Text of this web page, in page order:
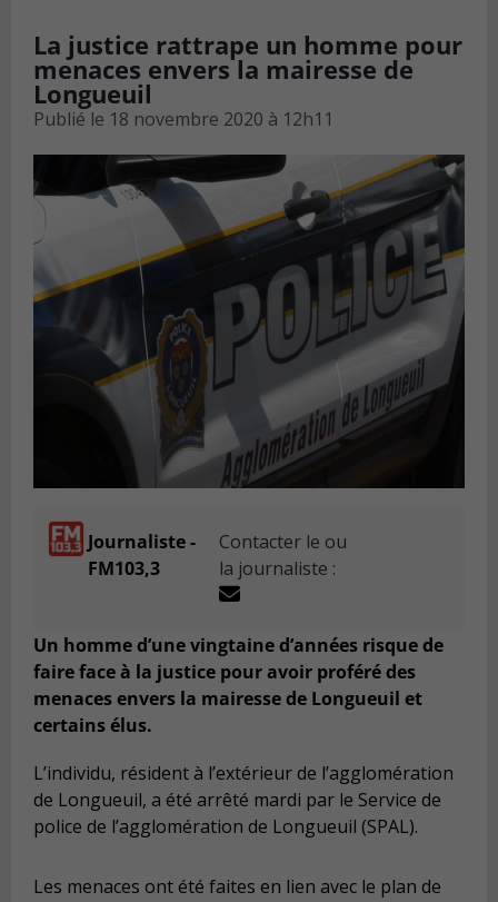
La justice rattrape un homme pour
menaces envers la mairesse de
Longueuil
Publié le 18 novembre 2020 à 12h11
Journaliste -
FM103,3
Contacter le ou
la journaliste :
Un homme d’une vingtaine d’années risque de
faire face à la justice pour avoir proféré des
menaces envers la mairesse de Longueuil et
certains élus.
L’individu, résident à l’extérieur de l’agglomération
de Longueuil, a été arrêté mardi par le Service de
police de l’agglomération de Longueuil (SPAL).
Les menaces ont été faites en lien avec le plan de